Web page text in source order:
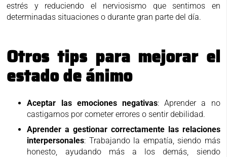
estrés y reduciendo el nerviosismo que sentimos en
determinadas situaciones o durante gran parte del día.
Otros tips para mejorar el
estado de ánimo
Aceptar las emociones negativas: Aprender a no
castigarnos por cometer errores o sentir debilidad.
Aprender a gestionar correctamente las relaciones
interpersonales: Trabajando la empatía, siendo más
honesto, ayudando más a los demás, siendo